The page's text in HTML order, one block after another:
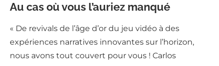
Au cas où vous l’auriez manqué
« De revivals de l’âge d’or du jeu vidéo à des
expériences narratives innovantes sur l’horizon,
nous avons tout couvert pour vous ! Carlos